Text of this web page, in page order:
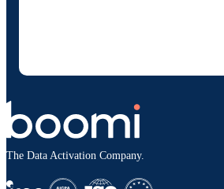
The Data Activation Company.